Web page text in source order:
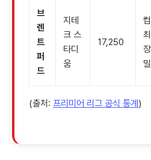
브
렌
트
퍼
드
지테
크 스
타디
움
17,250
(출처: 프리미어 리그 공식 통계)